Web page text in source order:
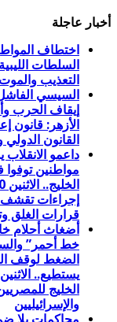
أخبار عاجلة
اختطاف
السلطات
التعذيب
السيسي
الأزهر: قانون
القانون الدولي
داعمو
مواطنين
إجراءات تقشف
قرارات الغلق
خط أحمر”
الضغط لوقف
الخليج
والإسرائيليين